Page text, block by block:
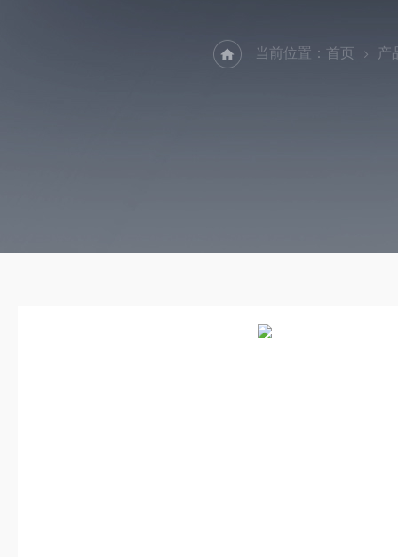
当前位置： 首页 产